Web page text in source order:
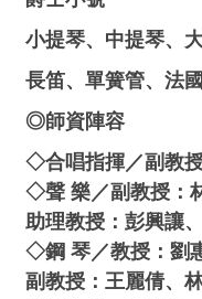
小提琴、中提琴、
長笛、單簧管、法
◎師資陣容
◇合唱指揮／副教
◇聲 樂／副教授：
助理教授：彭興讓
◇鋼 琴／教授：劉
副教授：王麗倩、